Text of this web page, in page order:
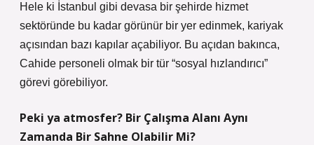
Hele ki İstanbul gibi devasa bir şehirde hizmet
sektöründe bu kadar görünür bir yer edinmek, kariyak
açısından bazı kapılar açabiliyor. Bu açıdan bakınca,
Cahide personeli olmak bir tür “sosyal hızlandırıcı”
görevi görebiliyor.
Peki ya atmosfer? Bir Çalışma Alanı Aynı
Zamanda Bir Sahne Olabilir Mi?